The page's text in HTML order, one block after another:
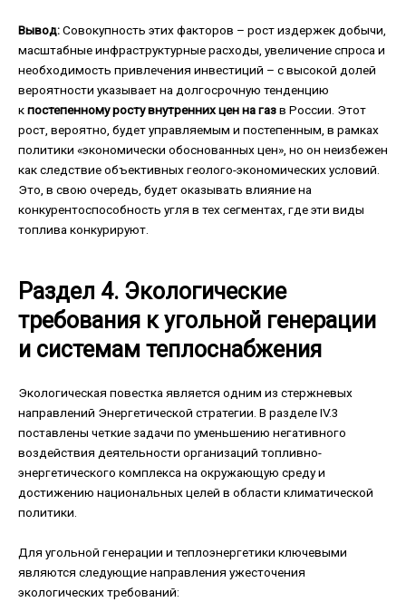
Вывод:Совокупность этих факторов – рост издержек добычи,
масштабные инфраструктурные расходы, увеличение спроса и
необходимость привлечения инвестиций – с высокой долей
вероятности указывает на долгосрочную тенденцию
кпостепенному росту внутренних цен на газв России. Этот
рост, вероятно, будет управляемым и постепенным, в рамках
политики «экономически обоснованных цен», но он неизбежен
как следствие объективных геолого-экономических условий.
Это, в свою очередь, будет оказывать влияние на
конкурентоспособность угля в тех сегментах, где эти виды
топлива конкурируют.
Раздел 4. Экологические
требования к угольной генерации
и системам теплоснабжения
Экологическая повестка является одним из стержневых
направлений Энергетической стратегии. В разделе IV.3
поставлены четкие задачи по уменьшению негативного
воздействия деятельности организаций топливно-
энергетического комплекса на окружающую среду и
достижению национальных целей в области климатической
политики.
Для угольной генерации и теплоэнергетики ключевыми
являются следующие направления ужесточения
экологических требований: